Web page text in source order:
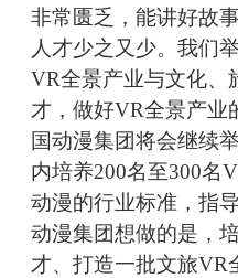
非常匮乏，能讲好故
人才少之又少。我们
VR全景产业与文化、
才，做好VR全景产业
国动漫集团将会继续
内培养200名至300名
动漫的行业标准，指
动漫集团想做的是，
才、打造一批文旅VR